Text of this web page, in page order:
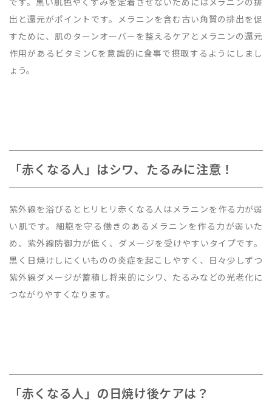
出と還元がポイントです。メラニンを含む古い角質の排出を促
すために、肌のターンオーバーを整えるケアとメラニンの還元
作用があるビタミンCを意識的に食事で摂取するようにしまし
ょう。
「赤くなる人」はシワ、たるみに注意！
紫外線を浴びるとヒリヒリ赤くなる人はメラニンを作る力が弱
い肌です。細胞を守る働きのあるメラニンを作る力が弱いた
め、紫外線防御力が低く、ダメージを受けやすいタイプです。
黒く日焼けしにくいものの炎症を起こしやすく、日々少しずつ
紫外線ダメージが蓄積し将来的にシワ、たるみなどの光老化に
つながりやすくなります。
「赤くなる人」の日焼け後ケアは？